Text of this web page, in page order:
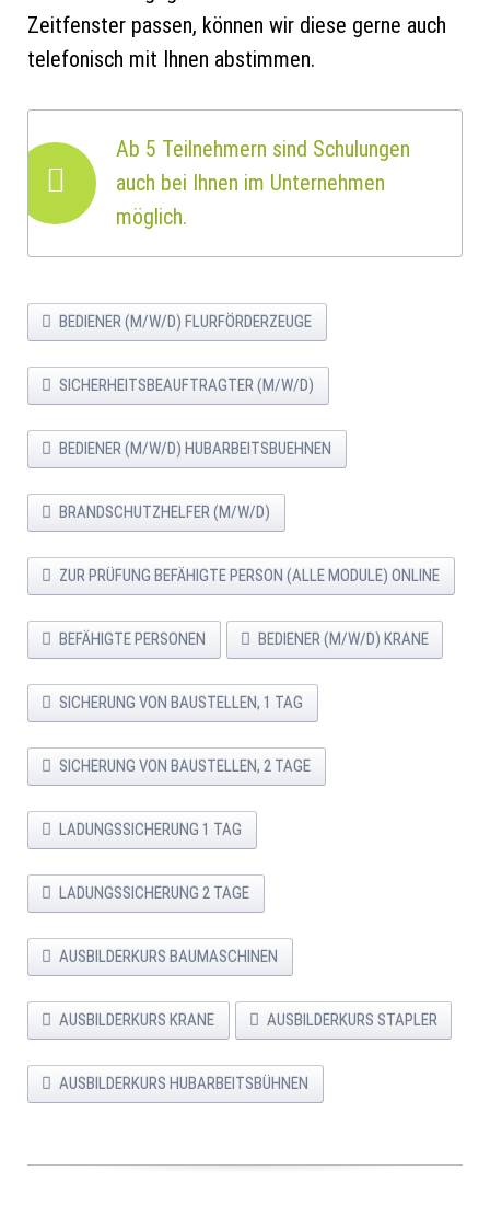
Zeitfenster passen, können wir diese gerne auch
telefonisch mit Ihnen abstimmen.
Ab 5 Teilnehmern sind Schulungen
auch bei Ihnen im Unternehmen
möglich.
BEDIENER (M/W/D) FLURFÖRDERZEUGE
SICHERHEITSBEAUFTRAGTER (M/W/D)
BEDIENER (M/W/D) HUBARBEITSBUEHNEN
BRANDSCHUTZHELFER (M/W/D)
ZUR PRÜFUNG BEFÄHIGTE PERSON (ALLE MODULE) ONLINE
BEFÄHIGTE PERSONEN BEDIENER (M/W/D) KRANE
SICHERUNG VON BAUSTELLEN, 1 TAG
SICHERUNG VON BAUSTELLEN, 2 TAGE
LADUNGSSICHERUNG 1 TAG
LADUNGSSICHERUNG 2 TAGE
AUSBILDERKURS BAUMASCHINEN
AUSBILDERKURS KRANE AUSBILDERKURS STAPLER
AUSBILDERKURS HUBARBEITSBÜHNEN